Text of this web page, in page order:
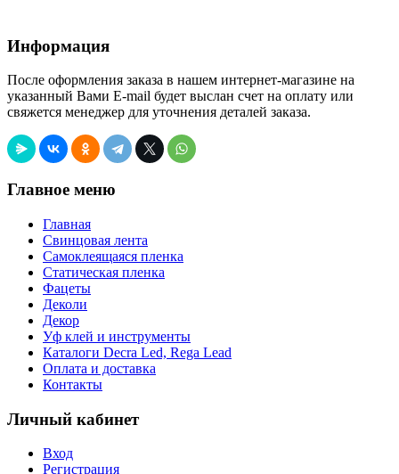
Информация
После оформления заказа в нашем интернет-магазине на
указанный Вами E-mail будет выслан счет на оплату или
свяжется менеджер для уточнения деталей заказа.
Главное меню
Главная
Свинцовая лента
Самоклеящаяся пленка
Статическая пленка
Фацеты
Деколи
Декор
Уф клей и инструменты
Каталоги Decra Led, Rega Lead
Оплата и доставка
Контакты
Личный кабинет
Вход
Регистрация